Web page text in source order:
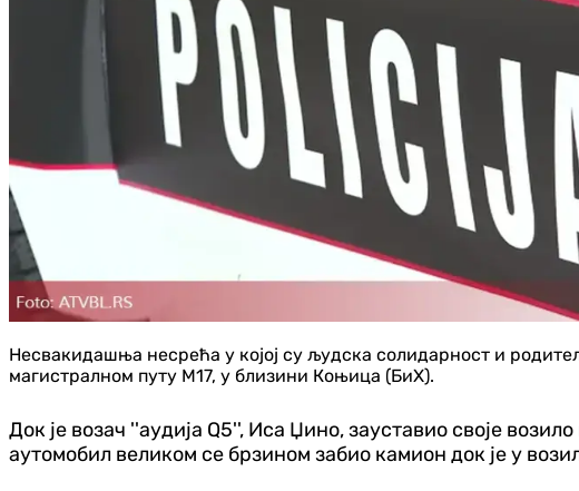
Несвакидашња несрећа у којој су људска солидарност и
магистралном путу М17, у близини Коњица (БиХ).
Док је возач ''аудија Q5'', Иса Џино, зауставио своје
аутомобил великом се брзином забио камион док је у